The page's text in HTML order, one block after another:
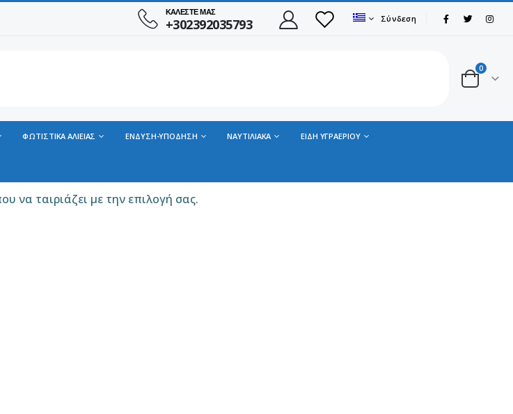
ΚΑΛΕΣΤΕ ΜΑΣ
+302392035793 Σύνδεση
0
ΦΩΤΙΣΤΙΚΑ ΑΛΙΕΙΑΣ ΕΝΔΥΣΗ-ΥΠΟΔΗΣΗ ΝΑΥΤΙΛΙΑΚΑ ΕΙΔΗ ΥΓΡΑΕΡΙΟΥ
να ταιριάζει με την επιλογή σας.